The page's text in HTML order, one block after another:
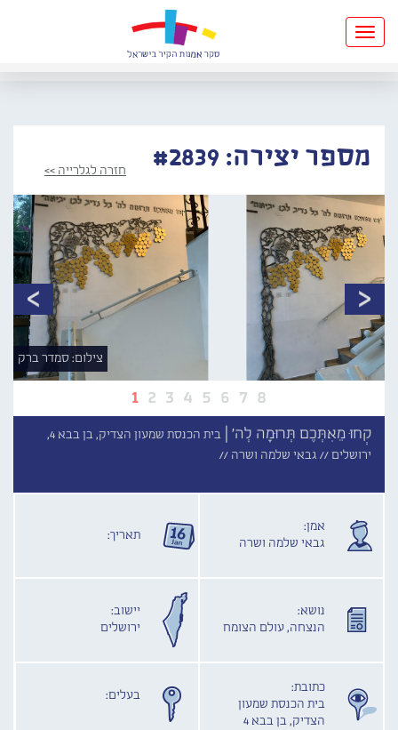
Toggle
navigation
מספר יצירה: #2839 חזרה לגלרייה >>
1 2 3 4 5 6 7 8
צילום: סמדר ברק
קְחוּ מֵאִתְּכֶם תְּרוּמָה לְה' |
בית הכנסת שמעון הצדיק, בן בבא 4,
ירושלים // גבאי שלמה ושרה //
אמן:
גבאי שלמה ושרה
תאריך:
נושא:
הנצחה, עולם הצומח
יישוב:
ירושלים
כתובת:
בית הכנסת שמעון
הצדיק, בן בבא 4
בעלים: